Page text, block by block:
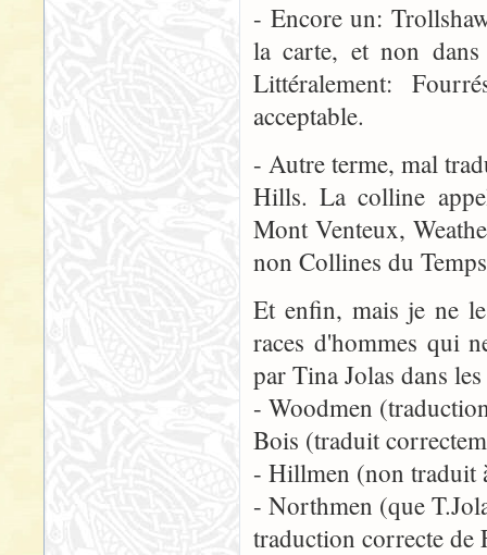
- Encore un:
la carte, et non
Littéralement:
acceptable.
- Autre terme, mal
Hills. La colline
Mont Venteux,
non Collines du
Et enfin, mais je ne
races d'hommes qui
par Tina Jolas dans
- Woodmen
Bois (traduit
- Hillmen (non traduit
- Northmen (que
traduction correcte de